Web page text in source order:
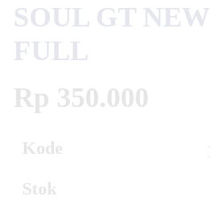
SOUL GT
FULL
Rp 350.000
Kode
Stok